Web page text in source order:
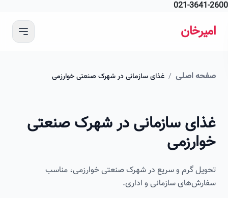
021-
اصلی / غذای سازمانی در شهرک صنعتی خوارزمی
سازمانی در شهرک صنعتی
گرم و سریع در شهرک صنعتی خوارزمی، مناسب
سازمانی و اداری.
تصویر این صفحه به زودی اضافه می‌شود